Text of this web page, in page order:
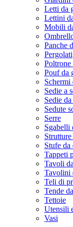
Letti da
Lettini
Mobili
Panche
Pergolati
Poltrone
Pouf da
Sedie a
Sedie
Sedute
Serre
Sgabelli
Stufe da
Tappeti
Tavoli
Tavolini
Teli di
Tende
Tettoie
Utensili
Vasi